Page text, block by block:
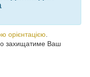
орієнтацією.
захищатиме Ваш